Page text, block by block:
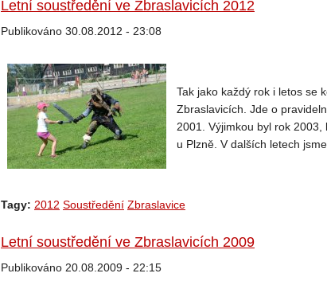
Letní soustředění ve Zbraslavicích 2012
Publikováno 30.08.2012 - 23:08
Tak jako každý rok i letos se
Zbraslavicích. Jde o
2001. Výjimkou byl rok
u Plzně. V dalších letech
Tagy: 2012 Soustředění Zbraslavice
Letní soustředění ve Zbraslavicích 2009
Publikováno 20.08.2009 - 22:15